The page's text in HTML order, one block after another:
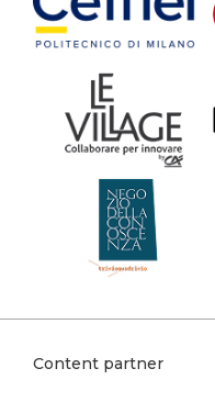
Content partner